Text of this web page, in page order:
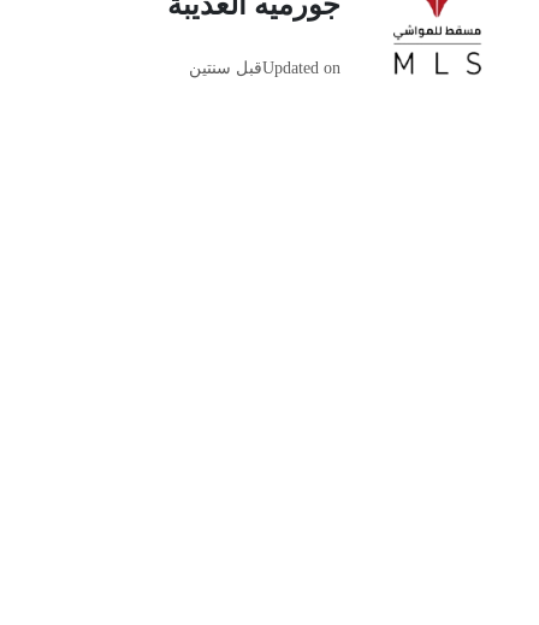
Updated onقبل سنتين